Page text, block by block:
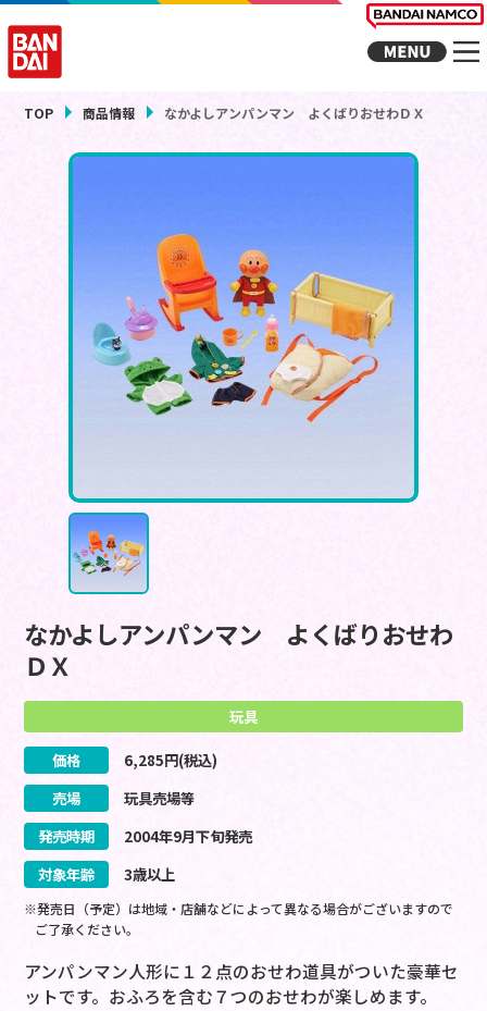
TOP 商品情報 なかよしアンパンマン よくばりおせわＤＸ
なかよしアンパンマン よくばりおせわ
ＤＸ
玩具
価格 6,285円(税込)
売場
玩具売場等
発売時期
2004年9月下旬発売
対象年齢
3歳以上
※発売日（予定）は地域・店舗などによって異なる場合がございますので
ご了承ください。
アンパンマン人形に１２点のおせわ道具がついた豪華セ
ットです。おふろを含む７つのおせわが楽しめます。